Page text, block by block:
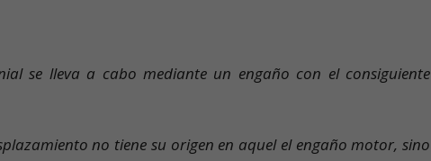
se lleva a cabo mediante un engaño con el consiguiente
no tiene su origen en aquel el engaño motor, sino